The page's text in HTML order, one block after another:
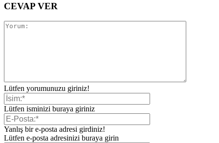
CEVAP VER
Lütfen yorumunuzu giriniz!
Lütfen isminizi buraya giriniz
Yanlış bir e-posta adresi girdiniz!
Lütfen e-posta adresinizi buraya girin